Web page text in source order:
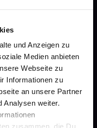
und Anzeigen zu
Medien anbieten
Webseite zu
Informationen zu
an unsere Partner
Analysen weiter.